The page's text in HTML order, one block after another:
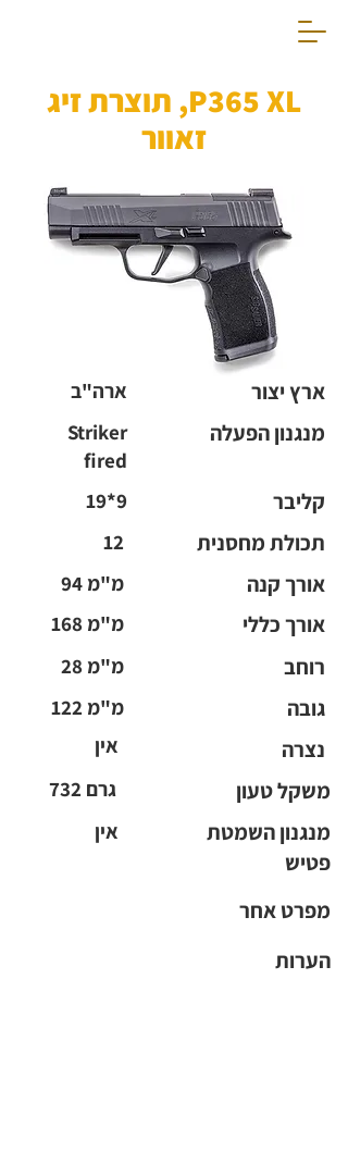
P365 XL, תוצרת זיג
זאוור
ארה"ב
Striker
fired
19*9
12
94 מ"מ
168 מ"מ
28 מ"מ
122 מ"מ
אין
732 גרם
אין
ארץ יצור
מנגנון הפעלה
קליבר
תכולת מחסנית
אורך קנה
אורך כללי
רוחב
גובה
נצרה
משקל טעון
מנגנון השמטת
פטיש
מפרט אחר
הערות